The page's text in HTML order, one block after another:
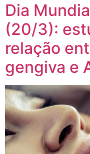
Dia
(20/3):
relação
gengiva e